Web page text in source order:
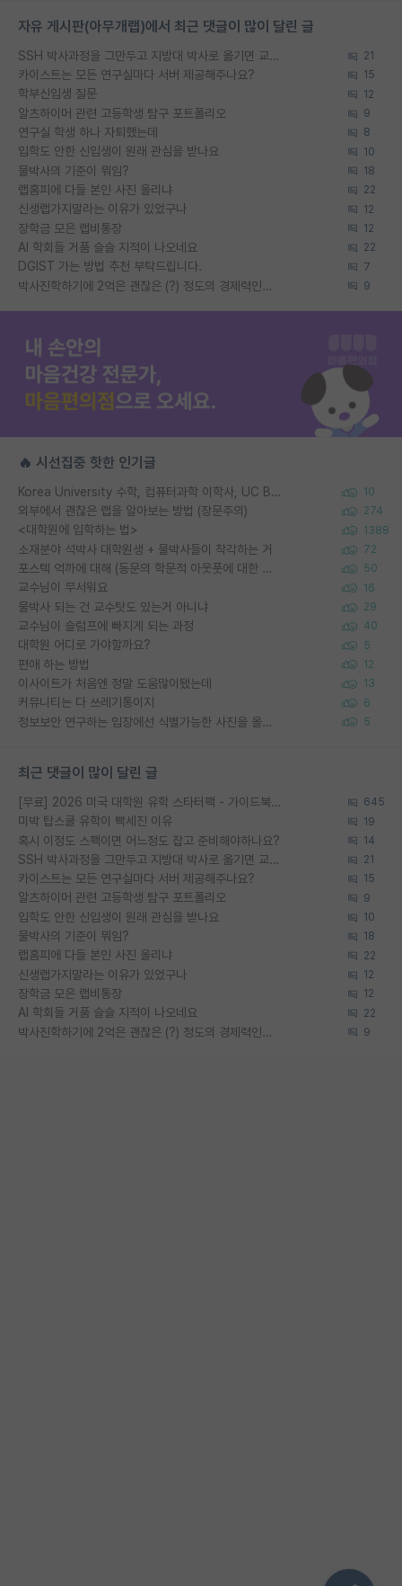
자유 게시판(아무개랩)에서 최근 댓글이 많이 달린 글
SSH 박사과정을 그만두고 지방대 박사로 옮기면 교수의 꿈은 끝일까요? 21
카이스트는 모든 연구실마다 서버 제공해주나요? 15
학부신입생 질문 12
알츠하이머 관련 고등학생 탐구 포트폴리오 9
연구실 학생 하나 자퇴했는데 8
입학도 안한 신입생이 원래 관심을 받나요 10
물박사의 기준이 뭐임? 18
랩홈피에 다들 본인 사진 올리냐 22
신생랩가지말라는 이유가 있었구나 12
장학금 모은 랩비통장 12
AI 학회들 거품 슬슬 지적이 나오네요 22
DGIST 가는 방법 추천 부탁드립니다. 7
박사진학하기에 2억은 괜찮은 (?) 정도의 경제력인가요 9
🔥 시선집중 핫한 인기글
Korea University 수학, 컴퓨터과학 이학사, UC Berkeley 산업공학 대학원 공학박사가 되는 것은 쉽지 않겠죠? 10
외부에서 괜찮은 랩을 알아보는 방법 (장문주의) 274
<대학원에 입학하는 법> 1388
소재분야 석박사 대학원생 + 물박사들이 착각하는 거 72
포스텍 억까에 대해 (동문의 학문적 아웃풋에 대한 반박) 50
교수님이 무서워요 16
물박사 되는 건 교수탓도 있는거 아니냐 29
교수님이 슬럼프에 빠지게 되는 과정 40
대학원 어디로 가야할까요? 5
편애 하는 방법 12
이사이트가 처음엔 정말 도움많이됐는데 13
커뮤니티는 다 쓰레기통이지 6
정보보안 연구하는 입장에선 식별가능한 사진을 올리는건 비추이긴함 5
최근 댓글이 많이 달린 글
[무료] 2026 미국 대학원 유학 스타터팩 - 가이드북 & 합격자 컨택메일 템플릿 645
미박 탑스쿨 유학이 빡세진 이유 19
혹시 이정도 스펙이면 어느정도 잡고 준비해야하나요? 14
SSH 박사과정을 그만두고 지방대 박사로 옮기면 교수의 꿈은 끝일까요? 21
카이스트는 모든 연구실마다 서버 제공해주나요? 15
알츠하이머 관련 고등학생 탐구 포트폴리오 9
입학도 안한 신입생이 원래 관심을 받나요 10
물박사의 기준이 뭐임? 18
랩홈피에 다들 본인 사진 올리냐 22
신생랩가지말라는 이유가 있었구나 12
장학금 모은 랩비통장 12
AI 학회들 거품 슬슬 지적이 나오네요 22
박사진학하기에 2억은 괜찮은 (?) 정도의 경제력인가요 9